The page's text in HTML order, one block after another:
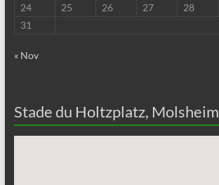
24
25 26 27 28
31
« Nov
Stade du Holtzplatz, Molsheim